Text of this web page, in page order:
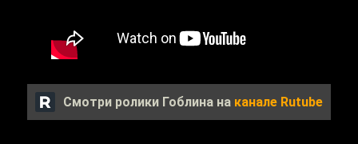
Смотри ролики Гоблина на канале Rutube